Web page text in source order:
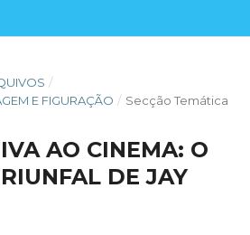
/
E FIGURAÇÃO / Secção Temática
AO CINEMA: O
DE JAY